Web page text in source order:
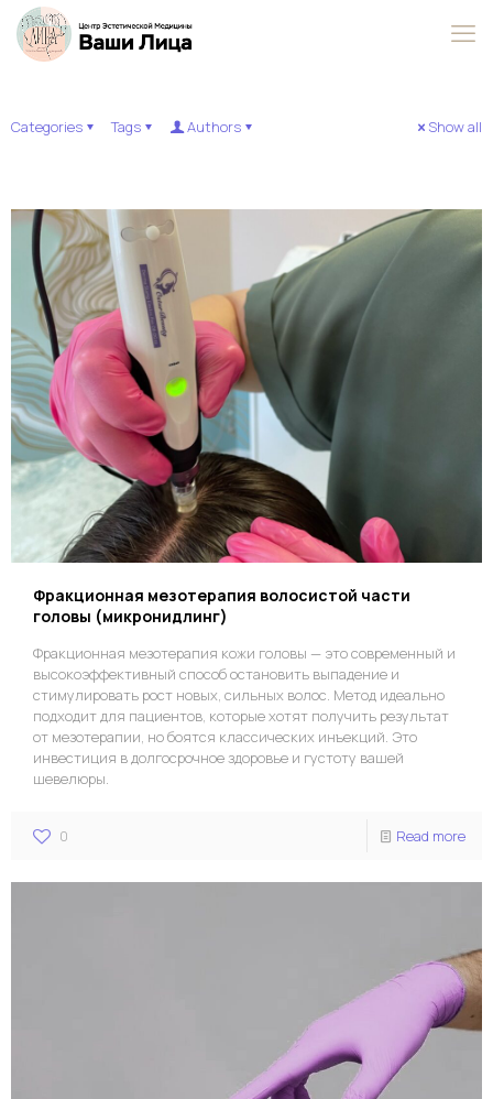
Categories Tags Authors Show all
Фракционная мезотерапия волосистой части
головы (микронидлинг)
Фракционная мезотерапия кожи головы — это современный и
высокоэффективный способ остановить выпадение и
стимулировать рост новых, сильных волос. Метод идеально
подходит для пациентов, которые хотят получить результат
от мезотерапии, но боятся классических инъекций. Это
инвестиция в долгосрочное здоровье и густоту вашей
шевелюры.
0 Read more